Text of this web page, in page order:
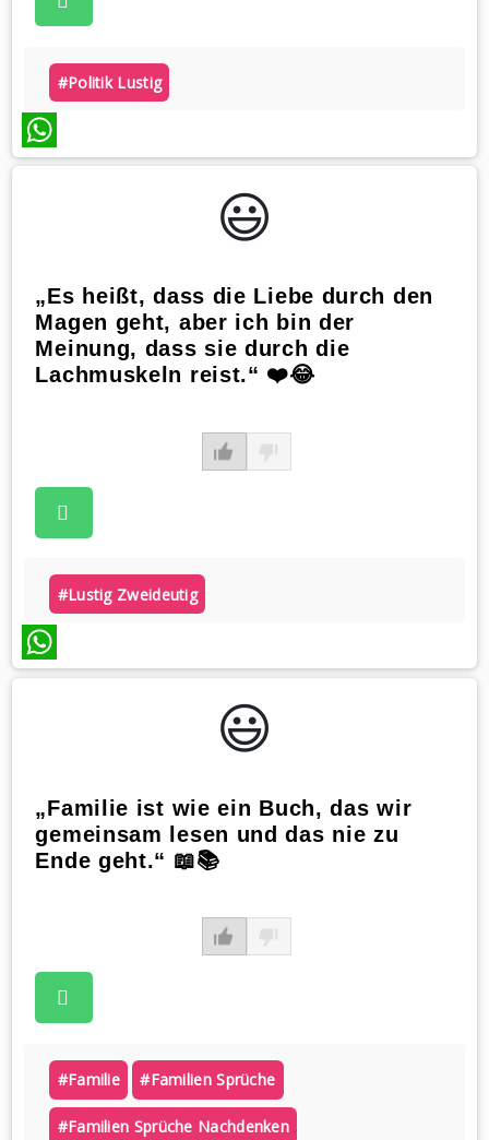
#politik Lustig
WhatsApp
😃️
„Es heißt, dass die Liebe durch den
Magen geht, aber ich bin der
Meinung, dass sie durch die
Lachmuskeln reist.“ ❤️😂
#lustig Zweideutig
WhatsApp
😃️
„Familie ist wie ein Buch, das wir
gemeinsam lesen und das nie zu
Ende geht.“ 📖📚
#familie #familien Sprüche
#familien Sprüche Nachdenken